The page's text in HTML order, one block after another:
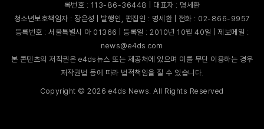
록번호 : 113-86-36448 | 대표자 : 명세환
청소년보호책임자 : 장은성 | 발행인, 편집인 : 명세환 | 전화 : 02-866-9957
등록번호 : 서울특별시 아 01366 | 등록일 : 2010년 10월 40일 | 제보메일 :
news@e4ds.com
본 콘텐츠의 저작권은 e4ds뉴스 또는 제공처에 있으며 이를 무단 이용하는 경우
저작권법 등에 따라 법적책임을 질 수 있습니다.
Copyright ©2026 e4ds News. All Rights Reserved